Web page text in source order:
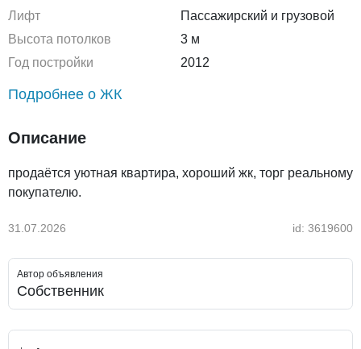
Лифт
Пассажирский и грузовой
Высота потолков
3 м
Год постройки
2012
Подробнее о ЖК
Описание
продаётся уютная квартира, хороший жк, торг реальному
покупателю.
31.07.2026 id: 3619600
Автор объявления
Собственник